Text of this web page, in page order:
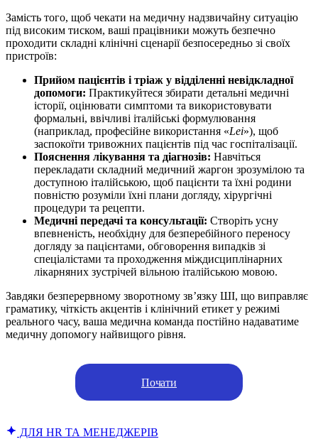
Замість того, щоб чекати на медичну надзвичайну ситуацію
під високим тиском, ваші працівники можуть безпечно
проходити складні клінічні сценарії безпосередньо зі своїх
пристроїв:
Прийом пацієнтів і тріаж у відділенні невідкладної
допомоги: Практикуйтеся збирати детальні медичні
історії, оцінювати симптоми та використовувати
формальні, ввічливі італійські формулювання
(наприклад, професійне використання «Lei»), щоб
заспокоїти тривожних пацієнтів під час госпіталізації.
Пояснення лікування та діагнозів: Навчіться
перекладати складний медичний жаргон зрозумілою та
доступною італійською, щоб пацієнти та їхні родини
повністю розуміли їхні плани догляду, хірургічні
процедури та рецепти.
Медичні передачі та консультації: Створіть усну
впевненість, необхідну для безперебійного переносу
догляду за пацієнтами, обговорення випадків зі
спеціалістами та проходження міждисциплінарних
лікарняних зустрічей вільною італійською мовою.
Завдяки безперервному зворотному зв’язку ШІ, що виправляє
граматику, чіткість акцентів і клінічний етикет у режимі
реального часу, ваша медична команда постійно надаватиме
медичну допомогу найвищого рівня.
Почати
ДЛЯ HR ТА МЕНЕДЖЕРІВ